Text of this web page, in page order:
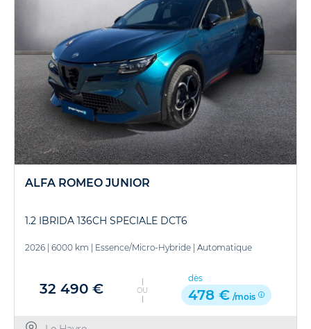
ALFA ROMEO JUNIOR
1.2 IBRIDA 136CH SPECIALE DCT6
2026 6000 km Essence/Micro-Hybride Automatique
32 490 € OU
dès
478 € /mois